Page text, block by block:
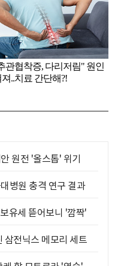
원전 '올스톱' 위기
병원 충격 연구 결과
유세 뜯어보니 '깜짝'
전닉스 메모리 세트